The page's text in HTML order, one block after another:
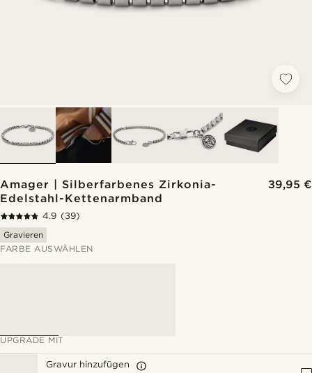
Amager | Silberfarbenes Zirkonia-
Edelstahl-Kettenarmband
39,95 €
4.9 (39)
Gravieren
FARBE AUSWÄHLEN
UPGRADE MIT
Gravur hinzufügen